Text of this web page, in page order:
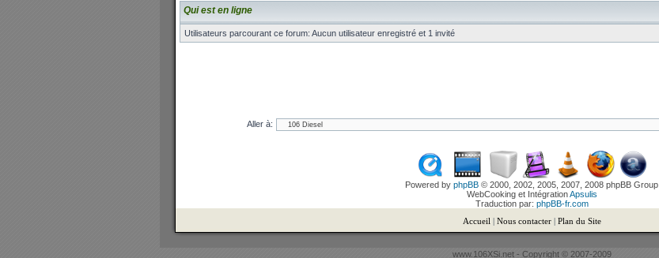
Qui est en ligne
Utilisateurs parcourant ce forum: Aucun utilisateur enregistré et 1 invité
Aller à:
Powered by phpBB © 2000, 2002, 2005, 2007, 2008 phpBB Group
WebCooking et IntégrationApsulis
Traduction par: phpBB-fr.com
Accueil | Nous contacter| Plan du Site
www.106XSi.net - Copyright © 2007-2009